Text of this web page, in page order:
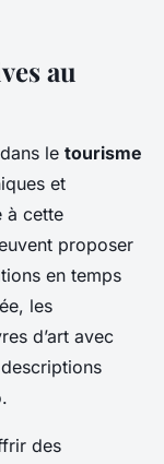
au
dans le tourisme
et
à cette
proposer
en temps
les
d’art avec
des